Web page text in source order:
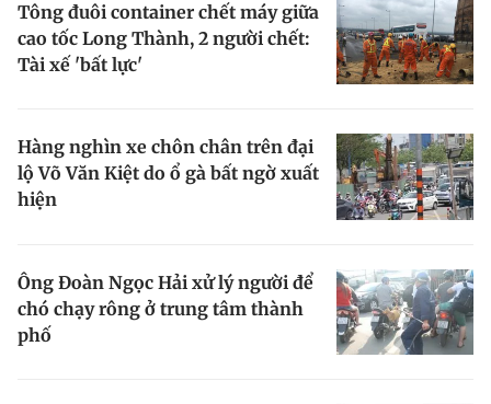
Theo dõi báo trên
Đặt báo Quảng cáo RSS Tòa soạn Chính sách bảo
Phó tổng biên tập: Trần Việt Hưng
Tổng thư ký tòa soạn: Đức Trung
Giấy phép xuất bản số 110/GP - BTTTT cấp ngày 24.3.2020
© 2003-2026 Bản quyền thuộc về Báo Thanh Niên. Cấm sao chép
Tông đuôi container chết máy giữa
cao tốc Long Thành, 2 người chết:
Tài xế 'bất lực'
Hàng nghìn xe chôn chân trên đại
lộ Võ Văn Kiệt do ổ gà bất ngờ xuất
hiện
Ông Đoàn Ngọc Hải xử lý người để
chó chạy rông ở trung tâm thành
phố